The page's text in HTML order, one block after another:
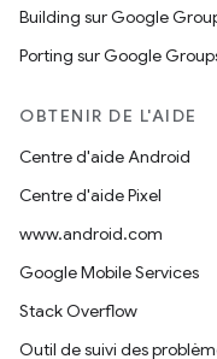
Building sur Google
Porting sur Google
OBTENIR DE L'AIDE
Centre d'aide Android
Centre d'aide Pixel
www.android.com
Google Mobile Services
Stack Overflow
Outil de suivi des